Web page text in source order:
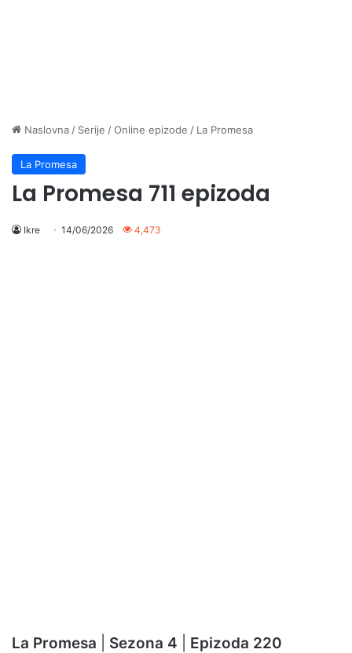
Naslovna / Serije /Online epizode / La Promesa
La Promesa
La Promesa 711 epizoda
Ikre 14/06/2026 4,473
La Promesa Sezona 4
Epizoda 220